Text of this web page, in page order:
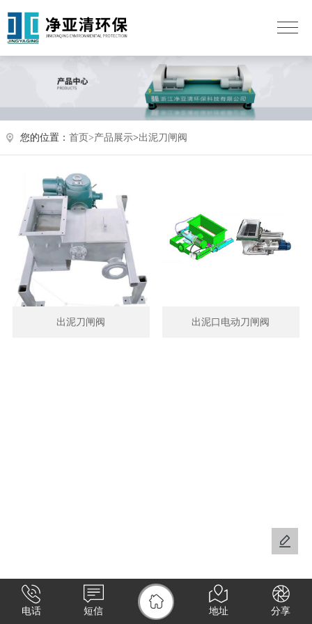
您的位置： 首页>产品展示>出泥刀闸阀
出泥刀闸阀 出泥口电动刀闸阀
电话 短信 地址 分享